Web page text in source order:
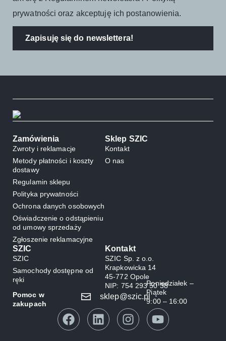
prywatności oraz akceptuję ich postanowienia.
Zapisuję się do newslettera!
Zamówienia
Zwroty i reklamacje
Metody płatności i koszty
dostawy
Regulamin sklepu
Polityka prywatności
Ochrona danych osobowych
Oświadczenie o odstąpieniu
od umowy sprzedaży
Zgłoszenie reklamacyjne
Sklep SZIC
Kontakt
O nas
SZIC
SZIC
Samochody dostępne od
ręki
Kontakt
SZIC Sp. z o.o.
Krapkowicka 14
45-772 Opole
NIP: 754 293 50 38
Pomoc w
zakupach
Poniedziałek –
Piątek
9:00 – 16:00
sklep@szic.pl